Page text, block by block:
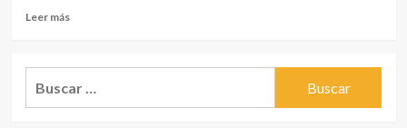
Víctimas
del
Leer másLeer
Embajador
de